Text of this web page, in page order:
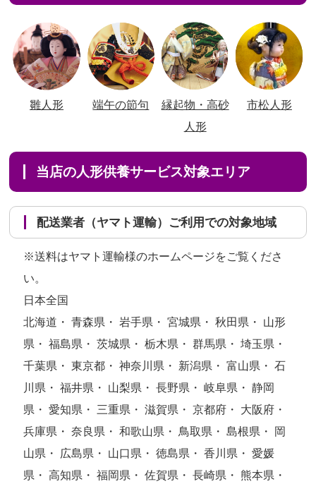
雛人形 端午の節句
縁起物・高砂
人形
市松人形
当店の人形供養サービス対象エリア
配送業者（ヤマト運輸）ご利用での対象地域
※送料はヤマト運輸様のホームページをご覧くださ
い。
日本全国
北海道・ 青森県・ 岩手県・ 宮城県・ 秋田県・ 山形
県・ 福島県・ 茨城県・ 栃木県・ 群馬県・ 埼玉県・
千葉県・ 東京都・ 神奈川県・ 新潟県・ 富山県・ 石
川県・ 福井県・ 山梨県・ 長野県・ 岐阜県・ 静岡
県・ 愛知県・ 三重県・ 滋賀県・ 京都府・ 大阪府・
兵庫県・ 奈良県・ 和歌山県・ 鳥取県・ 島根県・ 岡
山県・ 広島県・ 山口県・ 徳島県・ 香川県・ 愛媛
県・ 高知県・ 福岡県・ 佐賀県・ 長崎県・ 熊本県・